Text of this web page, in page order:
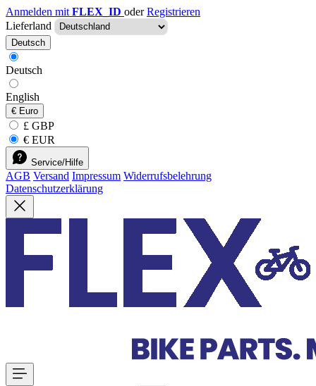
Anmelden mit FLEX_ID oder Registrieren
Lieferland
Deutsch
Deutsch
English
€ Euro
£ GBP
€ EUR
Service/Hilfe
AGB Versand Impressum Widerrufsbelehrung
Datenschutzerklärung